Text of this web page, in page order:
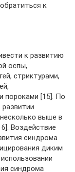
к
к развитию
оспы,
стриктурами,
пороками [15]. По
выше в
Воздействие
синдрома
диким
синдрома